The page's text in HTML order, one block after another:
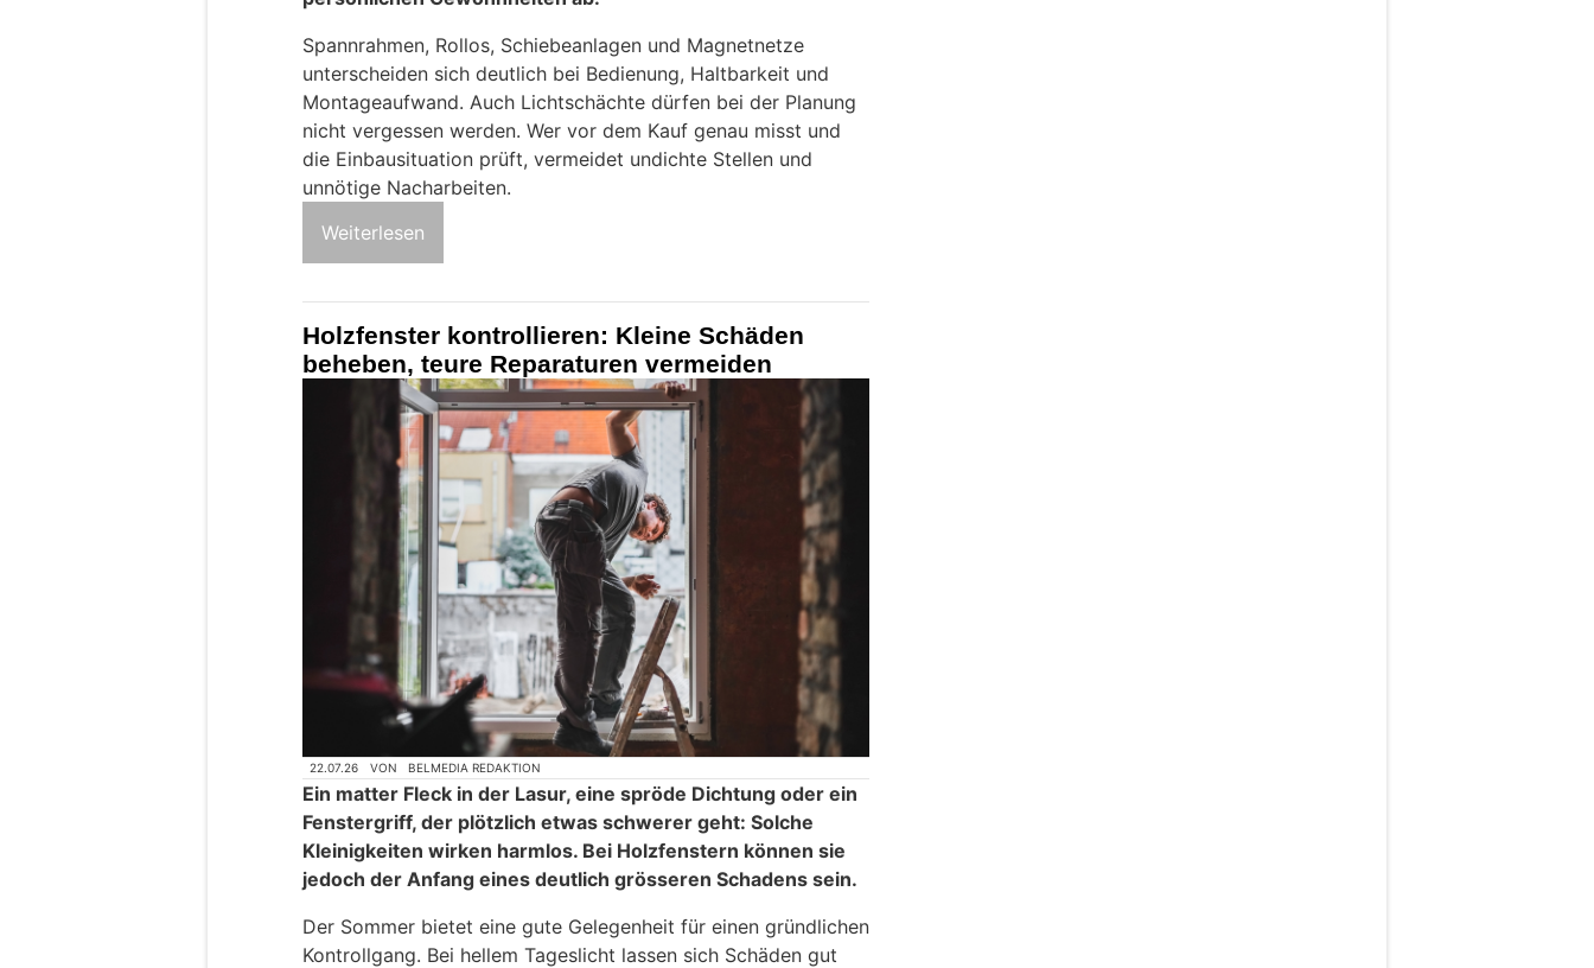
Spannrahmen, Rollos, Schiebeanlagen und Magnetnetze
unterscheiden sich deutlich bei Bedienung, Haltbarkeit und
Montageaufwand. Auch Lichtschächte dürfen bei der Planung
nicht vergessen werden. Wer vor dem Kauf genau misst und
die Einbausituation prüft, vermeidet undichte Stellen und
unnötige Nacharbeiten.
Weiterlesen
Holzfenster kontrollieren: Kleine Schäden
beheben, teure Reparaturen vermeiden
22.07.26 VON BELMEDIA REDAKTION
Ein matter Fleck in der Lasur, eine spröde Dichtung oder ein
Fenstergriff, der plötzlich etwas schwerer geht: Solche
Kleinigkeiten wirken harmlos. Bei Holzfenstern können sie
jedoch der Anfang eines deutlich grösseren Schadens sein.
Der Sommer bietet eine gute Gelegenheit für einen gründlichen
Kontrollgang. Bei hellem Tageslicht lassen sich Schäden gut